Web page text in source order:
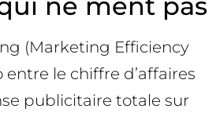
(Marketing Efficiency
entre le chiffre d’affaires
publicitaire totale sur